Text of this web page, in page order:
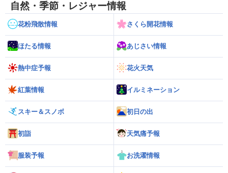
自然・季節・レジャー情報
花粉飛散情報 さくら開花情報
ほたる情報 あじさい情報
熱中症予報 花火天気
紅葉情報 イルミネーション
スキー＆スノボ 初日の出
初詣 天気痛予報
服装予報 お洗濯情報